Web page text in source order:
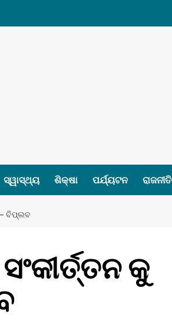
ସ୍ୱାସ୍ଥ୍ୟ ଶିକ୍ଷା ପର୍ଯ୍ୟଟନ ରାଜନୀତି
– ବିପ୍ଲବ
କୁ